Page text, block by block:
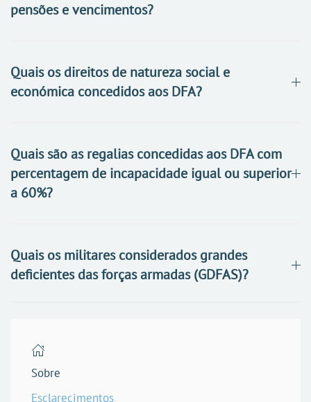
pensões e vencimentos?
Quais os direitos de natureza social e
económica concedidos aos DFA?
Quais são as regalias concedidas aos DFA com
percentagem de incapacidade igual ou superior
a 60%?
Quais os militares considerados grandes
deficientes das forças armadas (GDFAS)?
Sobre
Esclarecimentos